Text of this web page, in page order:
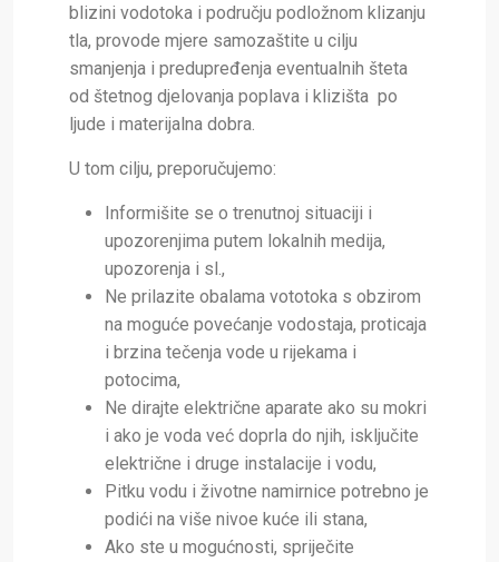
blizini vodotoka i području podložnom klizanju
tla, provode mjere samozaštite u cilju
smanjenja i predupređenja eventualnih šteta
od štetnog djelovanja poplava i klizišta po
ljude i materijalna dobra.
U tom cilju, preporučujemo:
Informišite se o trenutnoj situaciji i
upozorenjima putem lokalnih medija,
upozorenja i sl.,
Ne prilazite obalama vototoka s obzirom
na moguće povećanje vodostaja, proticaja
i brzina tečenja vode u rijekama i
potocima,
Ne dirajte električne aparate ako su mokri
i ako je voda već doprla do njih, isključite
električne i druge instalacije i vodu,
Pitku vodu i životne namirnice potrebno je
podići na više nivoe kuće ili stana,
Ako ste u mogućnosti, spriječite